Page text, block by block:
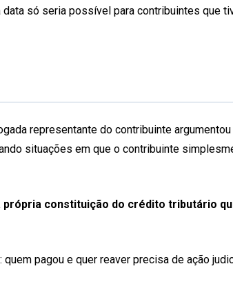
só seria possível para contribuintes que
representante do contribuinte
situações em que o contribuinte
própria constituição do crédito tributário
pagou e quer reaver precisa de ação